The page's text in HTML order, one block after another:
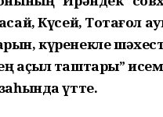
Күсей, Тоҡтағол
күренекле
аҫыл таштары”
үтте.